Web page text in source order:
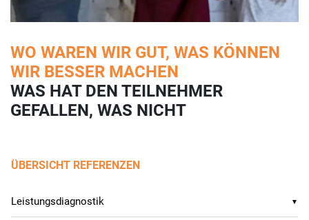
WO WAREN WIR GUT, WAS KÖNNEN
WIR BESSER MACHEN
WAS HAT DEN TEILNEHMER
GEFALLEN, WAS NICHT
ÜBERSICHT REFERENZEN
▼